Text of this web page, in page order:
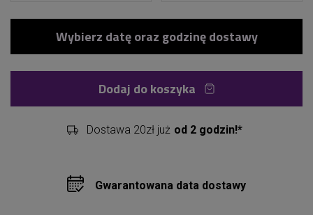
Dodaj do koszyka
Dostawa 20zł już od 2 godzin!*
Gwarantowana data dostawy